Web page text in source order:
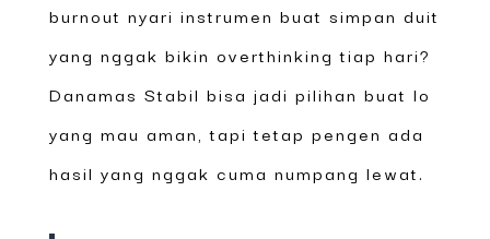
burnout nyari instrumen buat simpan duit
yang nggak bikin overthinking tiap hari?
Danamas Stabil bisa jadi pilihan buat lo
yang mau aman, tapi tetap pengen ada
hasil yang nggak cuma numpang lewat.